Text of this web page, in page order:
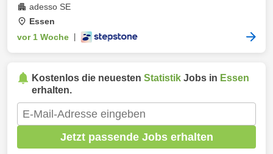
adesso SE
Essen
vor 1 Woche
Kostenlos die neuesten Statistik Jobs in Essen
erhalten.
Jetzt passende Jobs erhalten